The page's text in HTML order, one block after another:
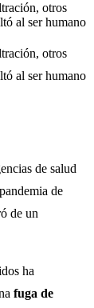
otros
al ser humano
otros
al ser humano
de salud
de
de un
ha
fuga de